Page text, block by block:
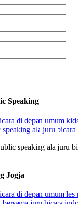
Speaking
speaking ala juru
Jogja